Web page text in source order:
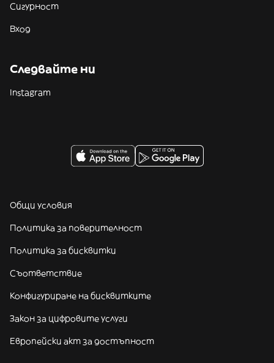
Сигурност
Вход
Следвайте ни
Instagram
Общи условия
Политика за поверителност
Политика за бисквитки
Съответствие
Конфигуриране на бисквитките
Закон за цифровите услуги
Европейски акт за достъпност